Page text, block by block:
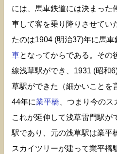
には、馬車鉄道には決まった
車して客を乗り降りさせてい
たのは1904 (明治37)年に馬車
車となってからである。その
線浅草駅ができ、1931 (昭和
草駅ができた（細かいことを
44年に業平橋 、つまり今のス
これが延伸して浅草雷門駅が
駅であり、元の浅草駅は業平
スカイツリーが建って業平橋